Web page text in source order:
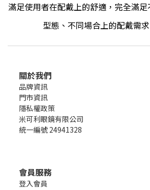
滿足使用者在配戴上的舒適，完全滿
型態、不同場合上的配戴需求
關於我們
品牌資訊
門市資訊
隱私權政策
米可利眼鏡有限公司
統一編號 24941328
會員服務
登入會員